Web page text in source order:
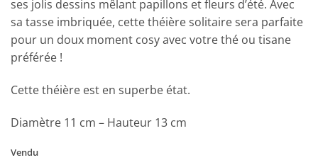
ses jolis dessins mêlant papillons et fleurs d’été. Avec
sa tasse imbriquée, cette théière solitaire sera parfaite
pour un doux moment cosy avec votre thé ou tisane
préférée !
Cette théière est en superbe état.
Diamètre 11 cm – Hauteur 13 cm
Vendu